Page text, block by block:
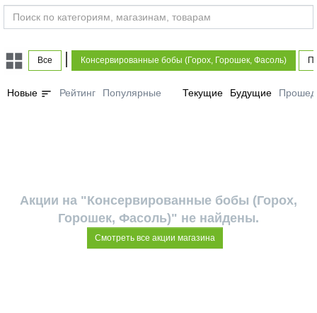
Все Консервированные бобы (Горох, Горошек, Фасоль)
Новые sort Рейтинг Популярные Текущие Будущие
Акции на "Консервированные бобы (Горох,
Горошек, Фасоль)" не найдены.
Смотреть все акции магазина